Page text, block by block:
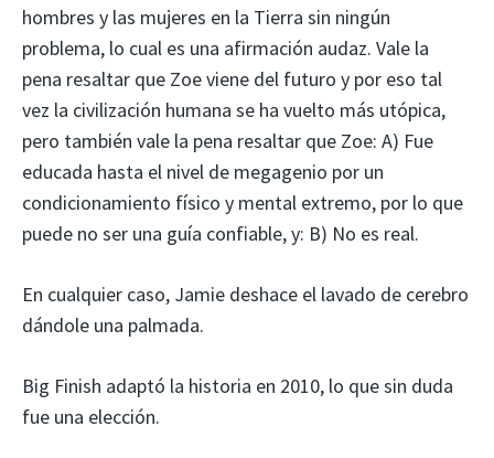
hombres y las mujeres en la Tierra sin ningún
problema, lo cual es una afirmación audaz. Vale la
pena resaltar que Zoe viene del futuro y por eso tal
vez la civilización humana se ha vuelto más utópica,
pero también vale la pena resaltar que Zoe: A) Fue
educada hasta el nivel de megagenio por un
condicionamiento físico y mental extremo, por lo que
puede no ser una guía confiable, y: B) No es real.
En cualquier caso, Jamie deshace el lavado de cerebro
dándole una palmada.
Big Finish adaptó la historia en 2010, lo que sin duda
fue una elección.